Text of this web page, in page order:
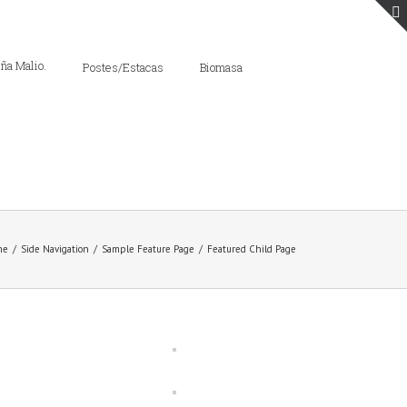
Postes/Estacas Biomasa
/ Side Navigation / Sample Feature Page / Featured Child Page